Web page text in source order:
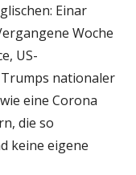
Einar
Woche
US-
nationaler
eine Corona
die so
keine eigene